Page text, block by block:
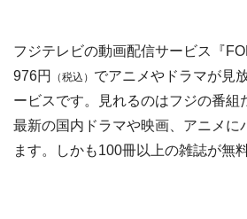
フジテレビの動画配信サービス『
976円
（税込） でアニメやドラマが見
ービスです。見れるのはフジの番組
最新の国内ドラマや映画、アニメに
ます。しかも100冊以上の雑誌が無料